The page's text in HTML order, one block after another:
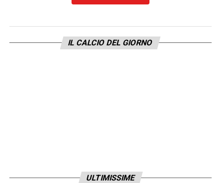
IL CALCIO DEL GIORNO
ULTIMISSIME